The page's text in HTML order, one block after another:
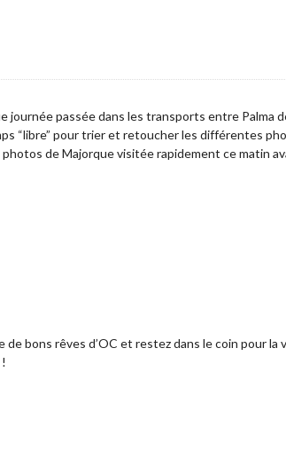
journée passée dans les transports entre Palma
“libre” pour trier et retoucher les différentes
de Majorque visitée rapidement ce matin
bons rêves d’OC et restez dans le coin pour la